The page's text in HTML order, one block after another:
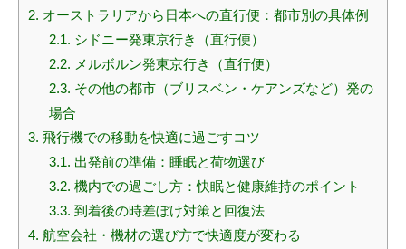
2. オーストラリアから日本への直行便：都市別の具体例
2.1. シドニー発東京行き（直行便）
2.2. メルボルン発東京行き（直行便）
2.3. その他の都市（ブリスベン・ケアンズなど）発の
場合
3. 飛行機での移動を快適に過ごすコツ
3.1. 出発前の準備：睡眠と荷物選び
3.2. 機内での過ごし方：快眠と健康維持のポイント
3.3. 到着後の時差ぼけ対策と回復法
4. 航空会社・機材の選び方で快適度が変わる